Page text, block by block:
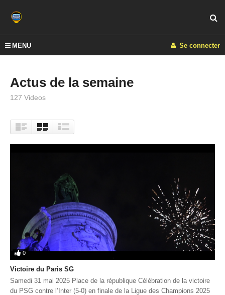
MENU Se connecter
Actus de la semaine
127 Videos
0
Victoire du Paris SG
Samedi 31 mai 2025 Place de la république Célébration de la victoire
du PSG contre l’Inter (5-0) en finale de la Ligue des Champions 2025